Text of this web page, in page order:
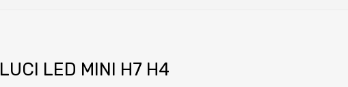
LUCI LED MINI H7 H4